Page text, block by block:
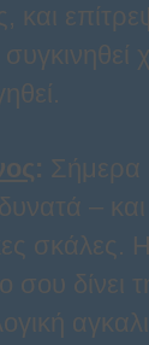
και
: Σήμερα
– και
σκάλες.
σου δίνει